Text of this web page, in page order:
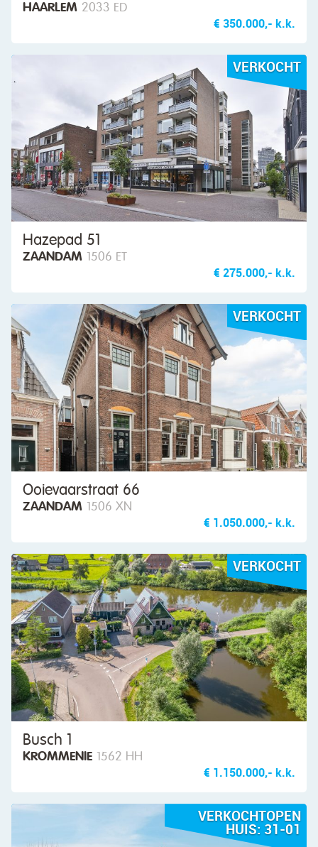
HAARLEM 2033 ED
€ 350.000,- k.k.
VERKOCHT
Hazepad 51
ZAANDAM 1506 ET
€ 275.000,- k.k.
VERKOCHT
Ooievaarstraat 66
ZAANDAM 1506 XN
€ 1.050.000,- k.k.
VERKOCHT
Busch 1
KROMMENIE 1562 HH
€ 1.150.000,- k.k.
VERKOCHTOPEN
HUIS: 31-01